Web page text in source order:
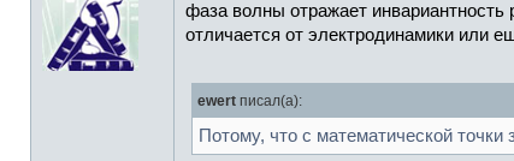
фаза волны отражает инвариантность
отличается от электродинамики или
ewert писал(а):
Потому, что с математической точки